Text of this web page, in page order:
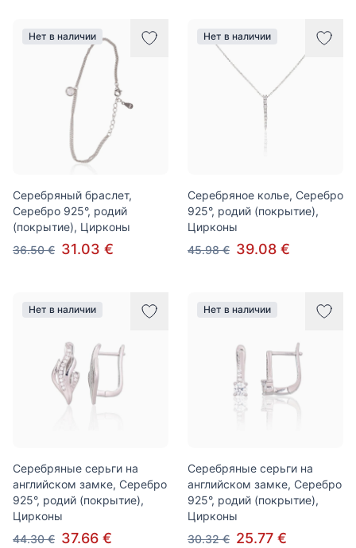
Нет в наличии
Серебряный браслет,
Серебро 925°, родий
(покрытие), Цирконы
36.50 € 31.03 €
Нет в наличии
Серебряное колье, Серебро
925°, родий (покрытие),
Цирконы
45.98 € 39.08 €
Нет в наличии
Серебряные серьги на
английском замке, Серебро
925°, родий (покрытие),
Цирконы
44.30 € 37.66 €
Нет в наличии
Серебряные серьги на
английском замке, Серебро
925°, родий (покрытие),
Цирконы
30.32 € 25.77 €